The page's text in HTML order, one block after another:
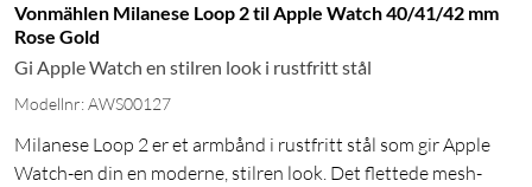
Vonmählen Milanese Loop 2 til Apple Watch 40/41/42 mm
Rose Gold
Gi Apple Watch en stilren look i rustfritt stål
Modellnr: AWS00127
Milanese Loop 2 er et armbånd i rustfritt stål som gir Apple
Watch-en din en moderne, stilren look. Det flettede mesh-